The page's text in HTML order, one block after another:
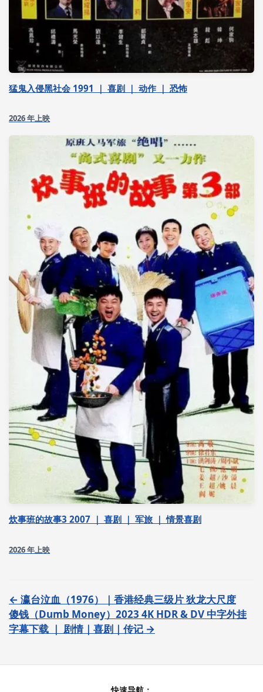
猛鬼入侵黑社会 1991 ｜ 喜剧 ｜ 动作 ｜ 恐怖
2026 年上映
炊事班的故事3 2007 ｜ 喜剧 ｜ 军旅 ｜ 情景喜剧
2026 年上映
← 瀛台泣血（1976）｜香港经典三级片 狄龙大尺度
傻钱（Dumb Money）2023 4K HDR & DV 中字外挂
字幕下载 ｜ 剧情｜喜剧｜传记 →